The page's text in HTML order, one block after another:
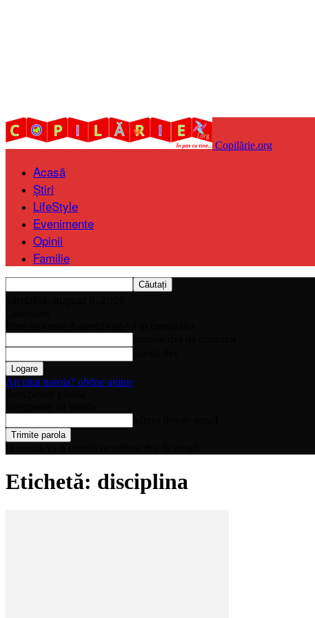
Copilărie.org
Acasă
Știri
LifeStyle
Evenimente
Opinii
Familie
Ați uitat parola? obține ajutor
Etichetă: disciplina